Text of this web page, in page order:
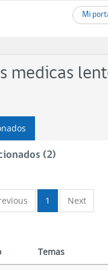
Mi
medicas
(2)
1 Next
Temas